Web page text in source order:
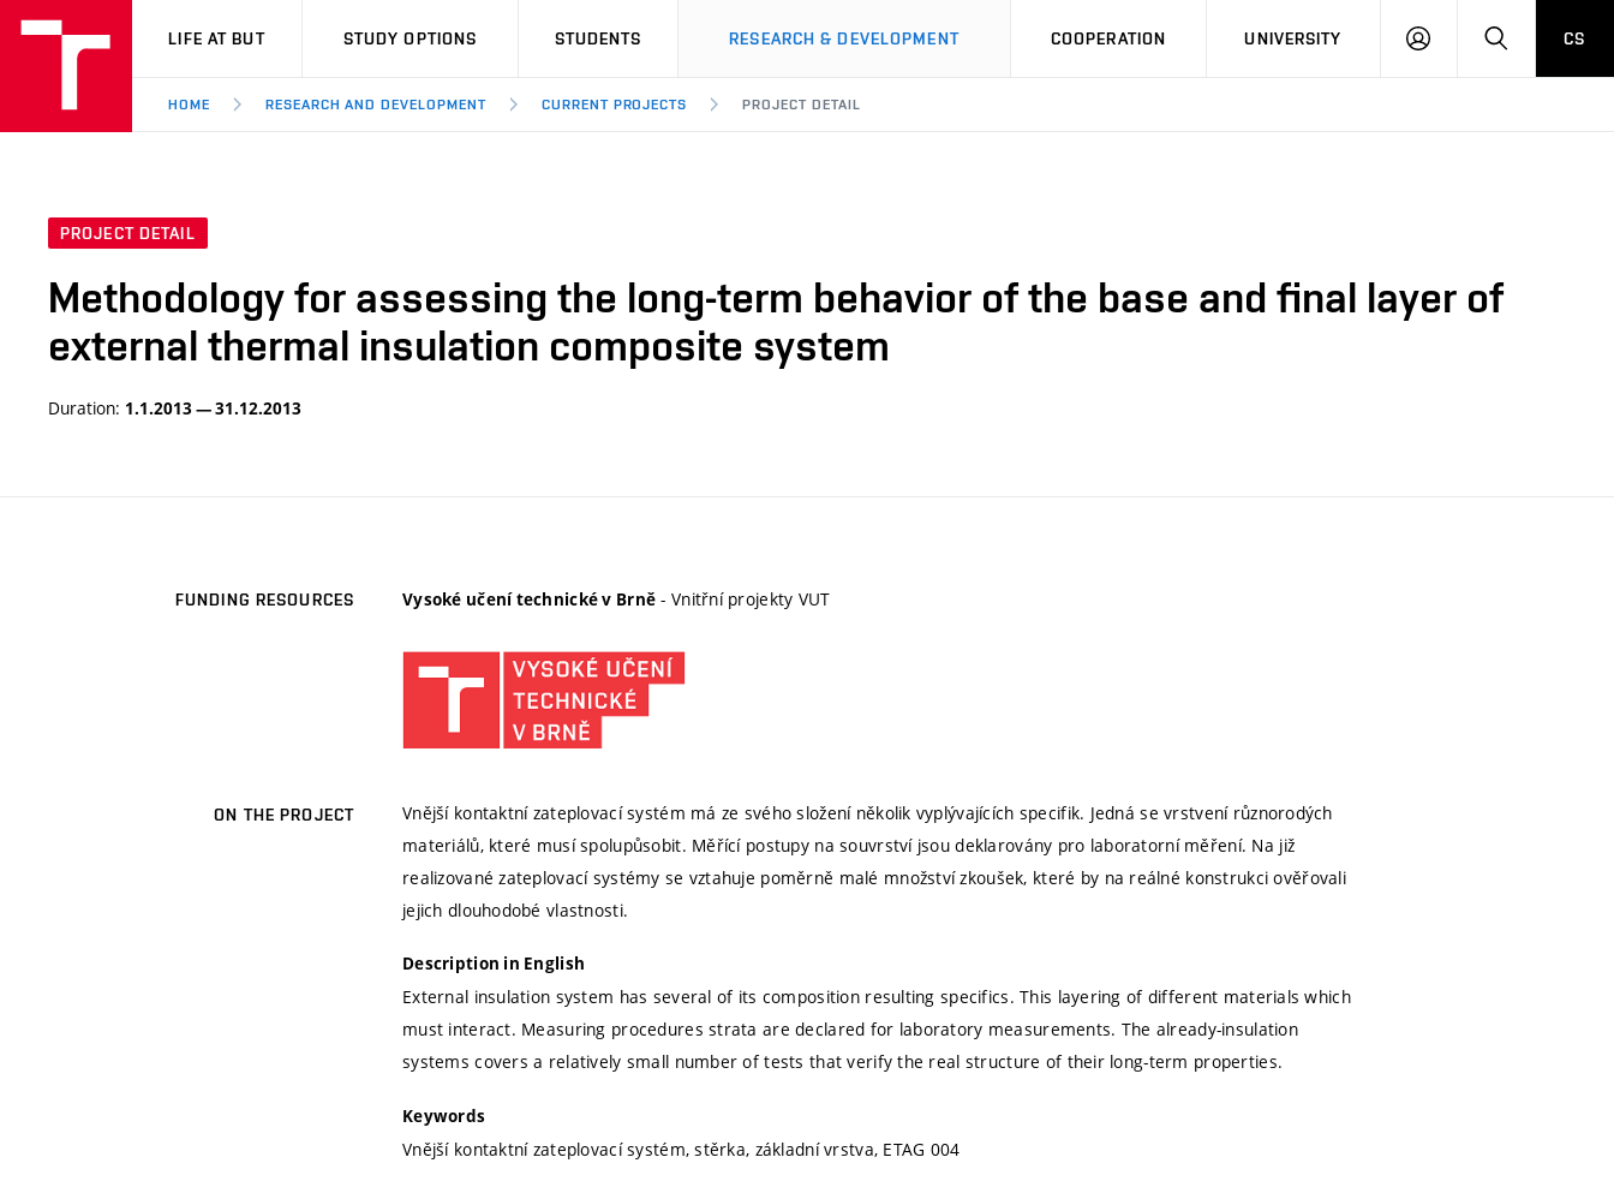
VUT
LIFE AT BUT STUDY OPTIONS STUDENTS RESEARCH & DEVELOPMENT COOPERATION UNIVERSITY
LOG
SEARCHCS
HOME RESEARCH AND DEVELOPMENT CURRENT PROJECTS PROJECT DETAIL
PROJECT DETAIL
Methodology for assessing the long-term behavior of the base and final layer of
external thermal insulation composite system
Duration: 1.1.2013 — 31.12.2013
FUNDING RESOURCES Vysoké učení technické v Brně - Vnitřní projekty VUT
ON THE PROJECT
Vnější kontaktní zateplovací systém má ze svého složení několik vyplývajících specifik. Jedná se vrstvení různorodých
materiálů, které musí spolupůsobit. Měřící postupy na souvrství jsou deklarovány pro laboratorní měření. Na již
realizované zateplovací systémy se vztahuje poměrně malé množství zkoušek, které by na reálné konstrukci ověřovali
jejich dlouhodobé vlastnosti.
Description in English
External insulation system has several of its composition resulting specifics. This layering of different materials which
must interact. Measuring procedures strata are declared for laboratory measurements. The already-insulation
systems covers a relatively small number of tests that verify the real structure of their long-term properties.
Keywords
Vnější kontaktní zateplovací systém, stěrka, základní vrstva, ETAG 004